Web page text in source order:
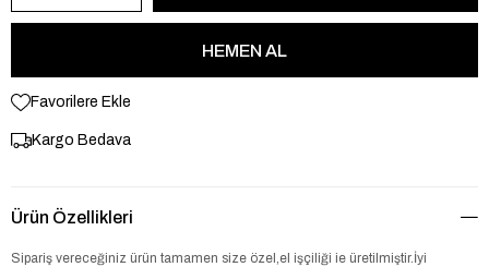
Favorilere Ekle
Kargo Bedava
Ürün Özellikleri
Sipariş vereceğiniz ürün tamamen size özel,el işçiliği ie üretilmiştir.İyi